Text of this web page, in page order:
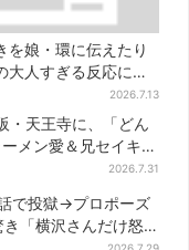
を娘・環に伝えたり
大人すぎる反応に視
「人生何回目？」2026.7.13
・天王寺に、「どん
メン愛＆兄セイキン
2026.7.31
で投獄→プロポーズ
「横沢さんだけ怒
2026.7.29